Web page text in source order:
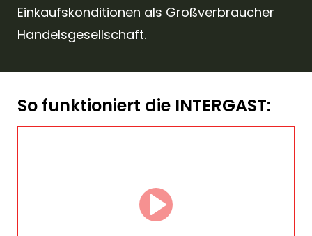
Einkaufskonditionen als Großverbraucher
Handelsgesellschaft.
So funktioniert die INTERGAST: